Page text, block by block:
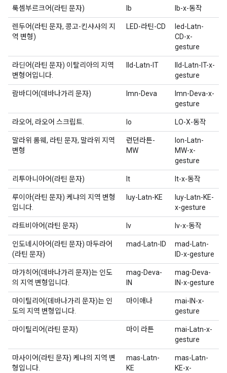
룩셈부르크어(라틴 문자) lb lb-x-동작
렌두어(라틴 문자, 콩고-킨샤사의 지
역 변형)
LED-라틴-CD
led-Latn-
CD-x-
gesture
라딘어(라틴 문자) 이탈리아의 지역
변형어입니다.
lld-Latn-IT
lld-Latn-IT-x-
gesture
람바디어(데바나가리 문자) lmn-Deva
lmn-Deva-x-
gesture
라오어, 라오어 스크립트. lo LO-X-동작
말라위 롬웨, 라틴 문자, 말라위 지역
변형
런던라튼-
MW
lon-Latn-
MW-x-
gesture
리투아니아어(라틴 문자) lt lt-x-동작
루이아(라틴 문자) 케냐의 지역 변형
입니다.
luy-Latn-KE
luy-Latn-KE-
x-gesture
라트비아어(라틴 문자) lv lv-x-동작
인도네시아어(라틴 문자) 마두라어
(라틴 문자)
mad-Latn-ID
mad-Latn-
ID-x-gesture
마가히어(데바나가리 문자)는 인도
의 지역 변형입니다.
mag-Deva-
IN
mag-Deva-
IN-x-gesture
마이틸리어(데바나가리 문자)는 인
도의 지역 변형입니다.
마이애나
mai-IN-x-
gesture
마이틸리어(라틴 문자) 마이 라튼
mai-Latn-x-
gesture
마사이어(라틴 문자) 케냐의 지역 변
형입니다.
mas-Latn-
KE
mas-Latn-
KE-x-